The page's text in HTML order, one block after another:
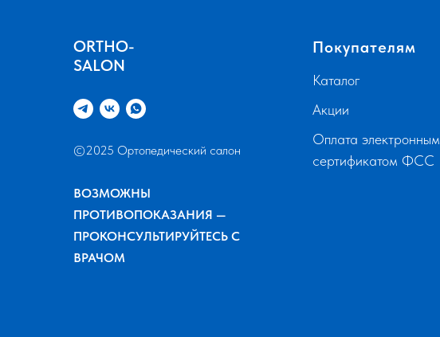
ORTHO-
SALON
©2025 Ортопедический салон
ВОЗМОЖНЫ
ПРОТИВОПОКАЗАНИЯ —
ПРОКОНСУЛЬТИРУЙТЕСЬ С
ВРАЧОМ
Покупателям
Каталог
Акции
Оплата электронным
сертификатом ФСС